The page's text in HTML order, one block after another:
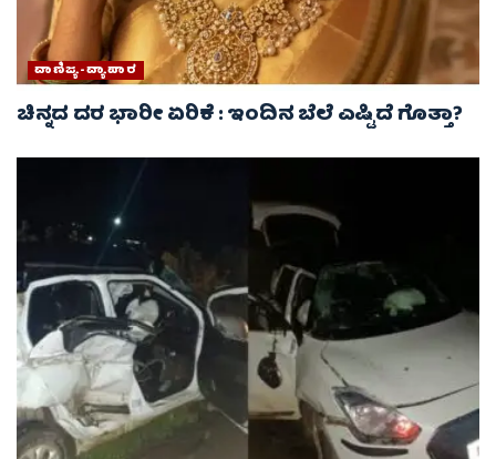
ವಾಣಿಜ್ಯ-ವ್ಯಾಪಾರ
ಚಿನ್ನದ ದರ ಭಾರೀ ಏರಿಕೆ : ಇಂದಿನ ಬೆಲೆ ಎಷ್ಟಿದೆ ಗೊತ್ತಾ?